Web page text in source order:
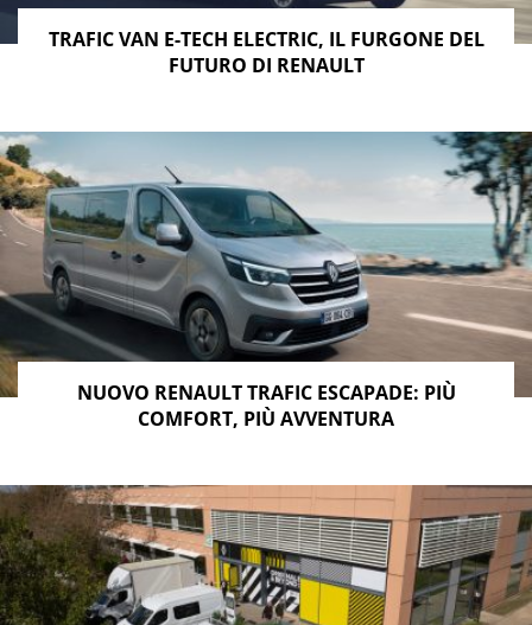
TRAFIC VAN E-TECH ELECTRIC, IL FURGONE DEL
FUTURO DI RENAULT
NUOVO RENAULT TRAFIC ESCAPADE: PIÙ
COMFORT, PIÙ AVVENTURA